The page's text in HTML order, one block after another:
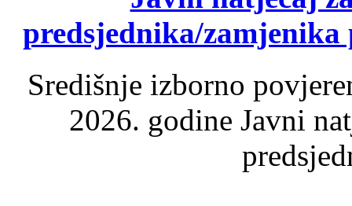
predsjednika/
Središnje izborno
2026. godine Javni